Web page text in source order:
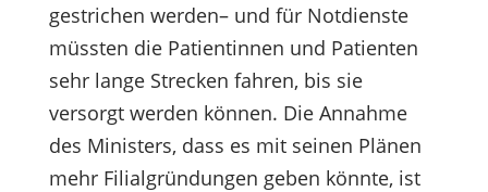
gestrichen werden– und für Notdienste
müssten die Patientinnen und Patienten
sehr lange Strecken fahren, bis sie
versorgt werden können. Die Annahme
des Ministers, dass es mit seinen Plänen
mehr Filialgründungen geben könnte, ist